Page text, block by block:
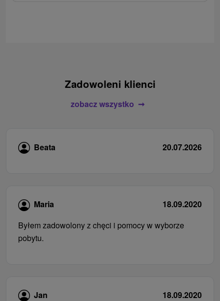
Zadowoleni klienci
zobacz wszystko
Beata 20.07.2026
Maria
18.09.2020
Byłem zadowolony z chęci i pomocy w wyborze
pobytu.
Jan
18.09.2020